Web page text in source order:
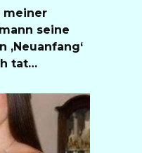
meiner
seine
tat…